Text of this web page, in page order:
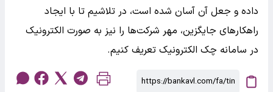
داده و جعل آن آسان شده است، در تلاشیم تا با ایجاد
راهکارهای جایگزین، مهر شرکت‌ها را نیز به صورت الکترونیک
در سامانه چک الکترونیک تعریف کنیم.